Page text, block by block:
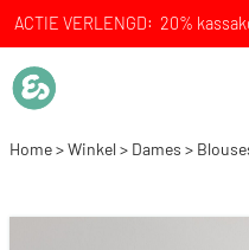
ACTIE VERLENGD: 20%
Home>Winkel> Dames >